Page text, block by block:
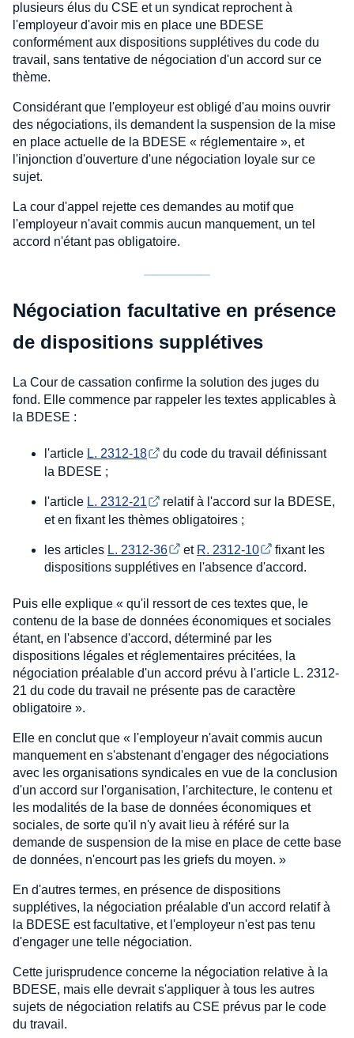
plusieurs élus du CSE et un syndicat reprochent à
l'employeur d'avoir mis en place une BDESE
conformément aux dispositions supplétives du code du
travail, sans tentative de négociation d'un accord sur ce
thème.
Considérant que l'employeur est obligé d'au moins ouvrir
des négociations, ils demandent la suspension de la mise
en place actuelle de la BDESE « réglementaire », et
l'injonction d'ouverture d'une négociation loyale sur ce
sujet.
La cour d'appel rejette ces demandes au motif que
l'employeur n'avait commis aucun manquement, un tel
accord n'étant pas obligatoire.
Négociation facultative en présence
de dispositions supplétives
La Cour de cassation confirme la solution des juges du
fond. Elle commence par rappeler les textes applicables à
la BDESE :
l'article L. 2312-18
du code du travail définissant
la BDESE ;
l'article L. 2312-21
relatif à l'accord sur la BDESE,
et en fixant les thèmes obligatoires ;
les articles L. 2312-36 et R. 2312-10
fixant les
dispositions supplétives en l'absence d'accord.
Puis elle explique « qu'il ressort de ces textes que, le
contenu de la base de données économiques et sociales
étant, en l'absence d'accord, déterminé par les
dispositions légales et réglementaires précitées, la
négociation préalable d'un accord prévu à l'article L. 2312-
21 du code du travail ne présente pas de caractère
obligatoire ».
Elle en conclut que « l'employeur n'avait commis aucun
manquement en s'abstenant d'engager des négociations
avec les organisations syndicales en vue de la conclusion
d'un accord sur l'organisation, l'architecture, le contenu et
les modalités de la base de données économiques et
sociales, de sorte qu'il n'y avait lieu à référé sur la
demande de suspension de la mise en place de cette base
de données, n'encourt pas les griefs du moyen. »
En d'autres termes, en présence de dispositions
supplétives, la négociation préalable d'un accord relatif à
la BDESE est facultative, et l'employeur n'est pas tenu
d'engager une telle négociation.
Cette jurisprudence concerne la négociation relative à la
BDESE, mais elle devrait s'appliquer à tous les autres
sujets de négociation relatifs au CSE prévus par le code
du travail.